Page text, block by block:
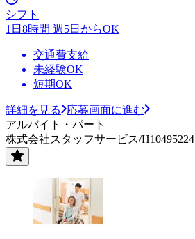
シフト
1日8時間 週5日からOK
交通費支給
未経験OK
短期OK
詳細を見る
応募画面に進む
アルバイト・パート
株式会社スタッフサービス/H10495224